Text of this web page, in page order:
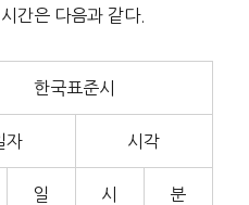
간은 다음과 같다.
한국표준시
자 시각
일 시 분